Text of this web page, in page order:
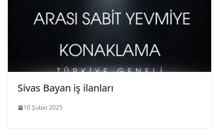
Sivas Bayan iş ilanları
10 Şubat 2025